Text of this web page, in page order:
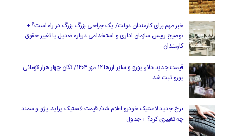
خبر مهم برای کارمندان دولت/ یک جراحی بزرگ بزرگ در راه است؟ +
توضیح رییس سازمان اداری و استخدامی درباره تعدیل یا تغییر حقوق
کارمندان
قیمت جدید دلار، یورو و سایر ارزها ۱۲ مهر ۱۴۰۴/ تکان چهار هزار تومانی
یورو ثبت شد
نرخ جدید لاستیک خودرو اعلام شد/ قیمت لاستیک پراید، پژو و سمند
چه تغییری کرد؟ + جدول